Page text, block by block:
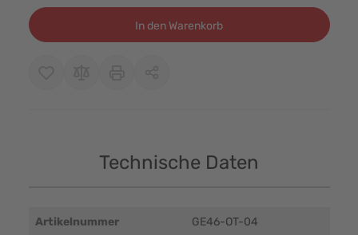
In den Warenkorb
Technische Daten
Artikelnummer GE46-OT-04